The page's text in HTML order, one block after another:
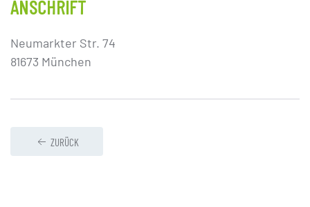
ANSCHRIFT
Neumarkter Str. 74
81673 München
ZURÜCK